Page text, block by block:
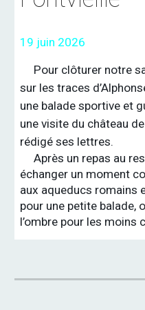
19 juin 2026
Pour clôturer notre
sur les traces
une balade sportive et
une visite du château
rédigé ses lettres.
Après un repas au
échanger un moment
aux aqueducs romains
pour une petite balade,
l’ombre pour les moins